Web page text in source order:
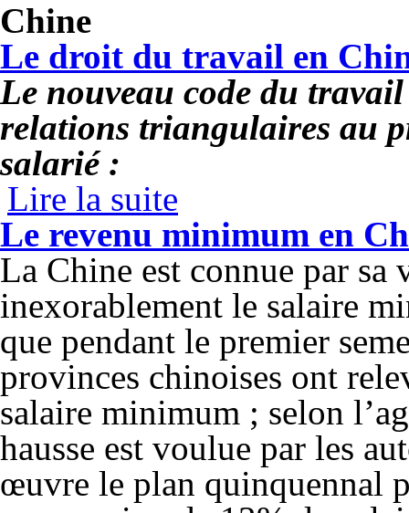
Chine
Le droit du travail en
Le nouveau code du
relations triangulaires au
salarié :
Lire la suite
Le revenu minimum en
La Chine est connue par sa
inexorablement le salaire
que pendant le premier
provinces chinoises ont
salaire minimum ; selon
hausse est voulue par les
œuvre le plan quinquennal